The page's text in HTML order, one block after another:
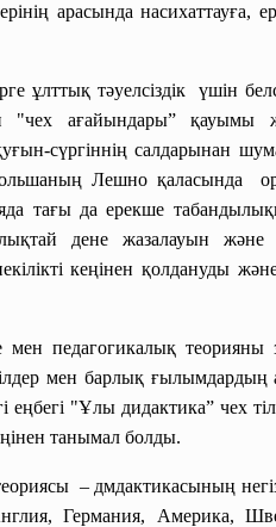
арасында насихаттауға,
тәуелсіздік үшін
"чех ағайындары” қауымы
сүргіннің салдарынан
Лешно қаласында
тағы да ерекше
дене жазалауын
кеңінен қолдануды
мен педагогикалық теорияны
мен барлық ғылымдардың
"Ұлы дидактика” чех
танымал болды.
– дмдактикасының
Германия, Америка,